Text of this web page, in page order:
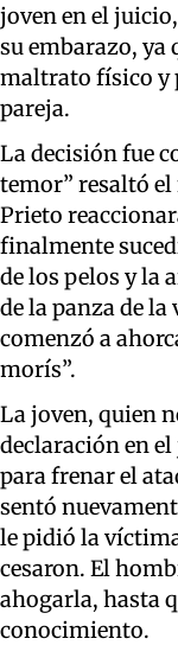
joven en el
su embarazo, ya
maltrato físico y
pareja.
La decisión fue
temor” resaltó
Prieto
finalmente
de los pelos y la
de la panza de
comenzó a
morís”.
La joven, quien
declaración en
para frenar el
sentó
le pidió la
cesaron. El
ahogarla, hasta
conocimiento.